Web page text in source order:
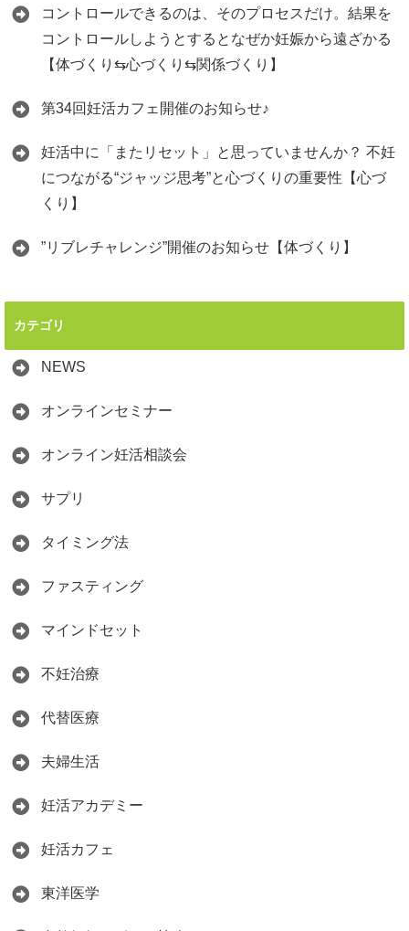
コントロールできるのは、そのプロセスだけ。結果を
コントロールしようとするとなぜか妊娠から遠ざかる
【体づくり⇆心づくり⇆関係づくり】
第34回妊活カフェ開催のお知らせ♪
妊活中に「またリセット」と思っていませんか？ 不妊
につながる“ジャッジ思考”と心づくりの重要性【心づ
くり】
”リブレチャレンジ”開催のお知らせ【体づくり】
カテゴリ
NEWS
オンラインセミナー
オンライン妊活相談会
サプリ
タイミング法
ファスティング
マインドセット
不妊治療
代替医療
夫婦生活
妊活アカデミー
妊活カフェ
東洋医学